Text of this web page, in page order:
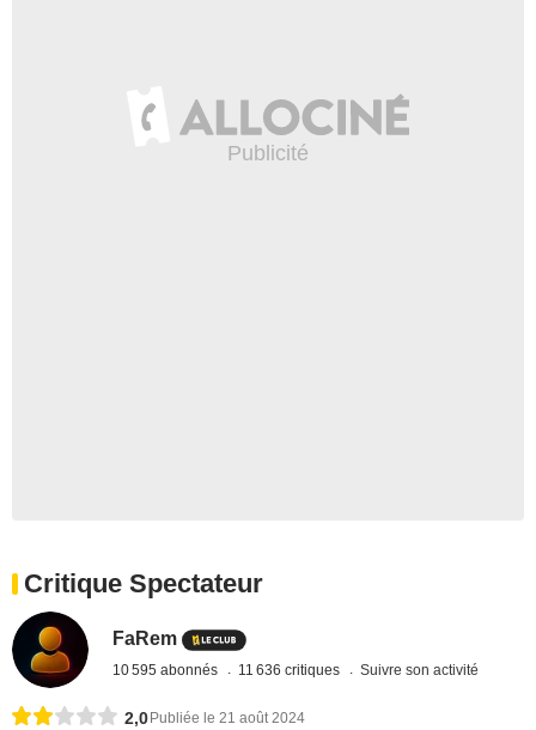
Critique Spectateur
FaRem
10 595 abonnés 11 636 critiques Suivre son activité
2,0 Publiée le 21 août 2024